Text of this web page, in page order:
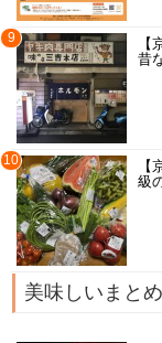
9
昔
10
級
美味しいまとめ